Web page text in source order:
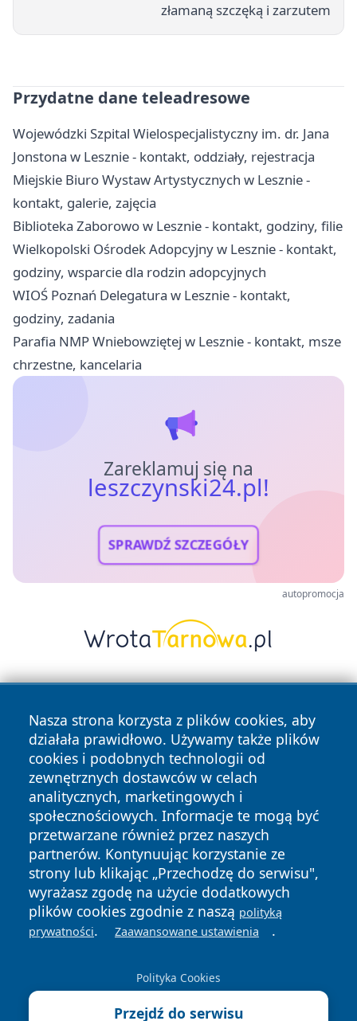
złamaną szczęką i zarzutem
Przydatne dane teleadresowe
Wojewódzki Szpital Wielospecjalistyczny im. dr. Jana
Jonstona w Lesznie - kontakt, oddziały, rejestracja
Miejskie Biuro Wystaw Artystycznych w Lesznie -
kontakt, galerie, zajęcia
Biblioteka Zaborowo w Lesznie - kontakt, godziny, filie
Wielkopolski Ośrodek Adopcyjny w Lesznie - kontakt,
godziny, wsparcie dla rodzin adopcyjnych
WIOŚ Poznań Delegatura w Lesznie - kontakt,
godziny, zadania
Parafia NMP Wniebowziętej w Lesznie - kontakt, msze
chrzestne, kancelaria
Zareklamuj się na
leszczynski24.pl!
SPRAWDŹ SZCZEGÓŁY
autopromocja
Nasza strona korzysta z plików cookies, aby
działała prawidłowo. Używamy także plików
cookies i podobnych technologii od
zewnętrznych dostawców w celach
analitycznych, marketingowych i
społecznościowych. Informacje te mogą być
przetwarzane również przez naszych
partnerów. Kontynuując korzystanie ze
strony lub klikając „Przechodzę do serwisu",
wyrażasz zgodę na użycie dodatkowych
plików cookies zgodnie z naszą polityką
prywatności. Zaawansowane ustawienia .
Polityka Cookies
Przejdź do serwisu
Copyright © 2026 leszczynski24.pl Wszystkie prawa
zastrzeżone.
News Autorzy
Polityka
Prywatności
Polityka
Cookies